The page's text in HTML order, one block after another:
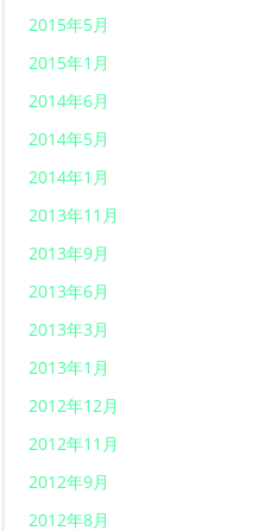
2015年5月
2015年1月
2014年6月
2014年5月
2014年1月
2013年11月
2013年9月
2013年6月
2013年3月
2013年1月
2012年12月
2012年11月
2012年9月
2012年8月